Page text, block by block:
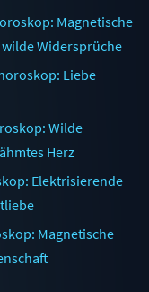
Magnetische
Widersprüche
Liebe
Wilde
Herz
Elektrisierende
Magnetische